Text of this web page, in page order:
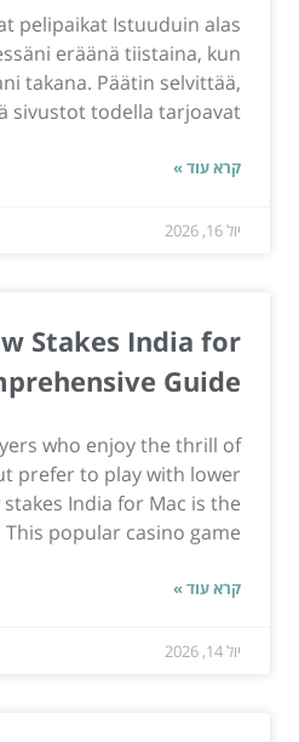
pelipaikat Istuuduin alas
eräänä tiistaina, kun
takana. Päätin selvittää,
sivustot todella tarjoavat...
קרא עוד »
יול 16, 2026
Stakes India for
Guide
who enjoy the thrill of
prefer to play with lower
India for Mac is the
popular casino game...
קרא עוד »
יול 14, 2026